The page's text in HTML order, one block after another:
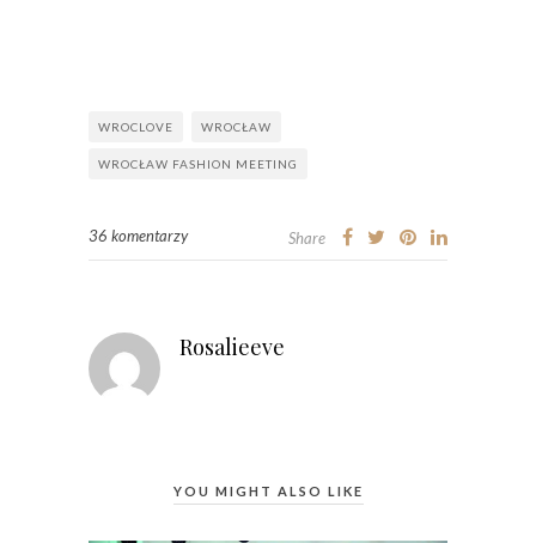
WROCLOVE WROCŁAW
WROCŁAW FASHION MEETING
36 komentarzy Share
Rosalieeve
YOU MIGHT ALSO LIKE